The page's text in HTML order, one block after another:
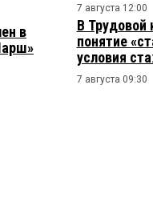
в
7 августа 12:00
В Трудовой
понятие
условия
7 августа 09:30